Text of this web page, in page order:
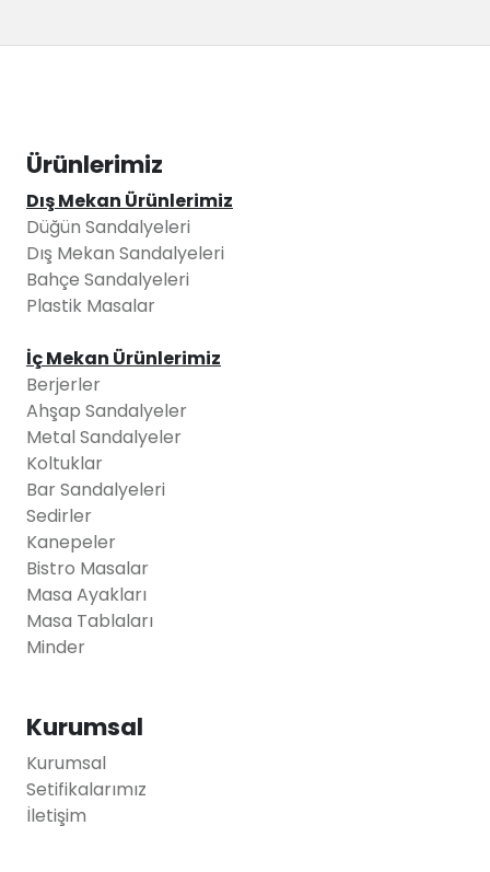
Ürünlerimiz
Dış Mekan Ürünlerimiz
Düğün Sandalyeleri
Dış Mekan Sandalyeleri
Bahçe Sandalyeleri
Plastik Masalar
İç Mekan Ürünlerimiz
Berjerler
Ahşap Sandalyeler
Metal Sandalyeler
Koltuklar
Bar Sandalyeleri
Sedirler
Kanepeler
Bistro Masalar
Masa Ayakları
Masa Tablaları
Minder
Kurumsal
Kurumsal
Setifikalarımız
İletişim